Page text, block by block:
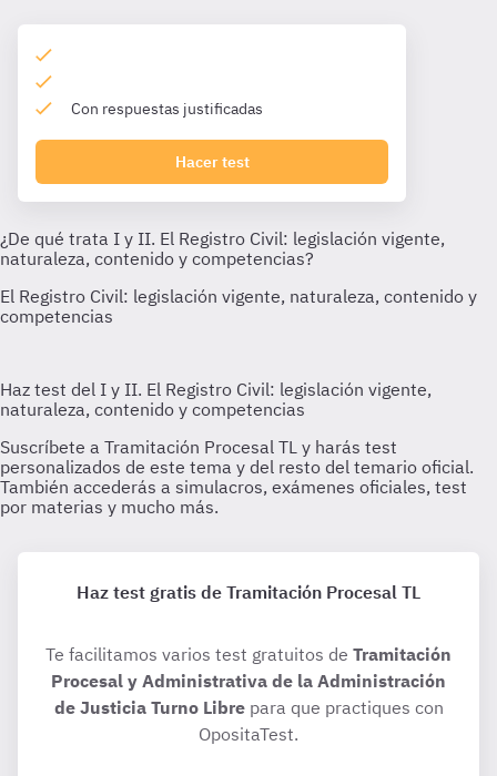
Con respuestas justificadas
Hacer test
Haz test gratis de Tramitación Procesal TL
Te facilitamos varios test gratuitos de Tramitación
Procesal y Administrativa de la Administración
de Justicia Turno Librepara que practiques con
OpositaTest.